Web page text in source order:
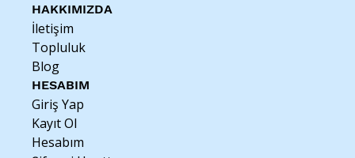
HAKKIMIZDA
İletişim
Topluluk
Blog
HESABIM
Giriş Yap
Kayıt Ol
Hesabım